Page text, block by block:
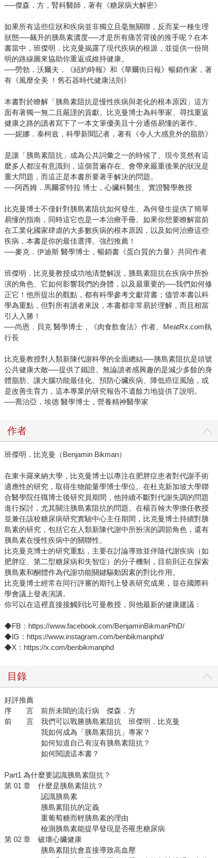
──傑森．方，腎科醫師，著有《糖尿病大解密》
如果所有這些症狀和疾病並非獨立且毫無關聯，反而某一種生理
狀態──飆升的胰島素濃度──才是所有痛苦背後的推手呢？在本
書當中，班傑明．比克曼揭露了現代疾病的根源，並提供一份簡
明的路線圖來協助你重返或維持健康。
──勞勃．沃爾夫，《紐約時報》和《華爾街日報》暢銷作家，著
有《風靡全美 ！舊石器時代健康法則》
本書對於瞭解「胰島素阻抗是慢性疾病與老化的根本原因」這方
面有著獨一無二且嚴謹的貢獻。比克曼博士為科學家、尋找重返
健康之路的讀者寫下了一本文筆優美且十分通俗易懂的著作。
──妮娜．泰柯兹，科學新聞記者，著有《令人大感意外的脂肪》
是讓「胰島素阻抗」成為公共詞彙之一的時候了。現今竟然有這
麼多人都沒有意識到，這個普遍存在、會帶來嚴重後果的狀況是
重大問題，而這正是本書所要著手解決的問題。
──阿西姆．馬爾霍特拉 博士，心臟科醫生、實證醫學教授
比克曼博士不僅針對胰島素阻抗如何發生、為何發生提供了簡單
易懂的指南，同時這它也是一本治療手冊。如果你想要瞭解當前
在工業化國家肆虐的大多數疾病的根本原因，以及如何治療這些
疾病，本書是你的最佳選擇。強烈推薦！
──麥克．伊迪斯 醫學博士，暢銷書《蛋白質的力量》共同作者
班傑明．比克曼教授成功地清楚解說，胰島素阻抗在疾病中所扮
演的角色、它如何影響我們的身體，以及最重要的──我們如何修
正它！他所提出的觀點，都有科學參考文獻背書；儘管本書以科
學為重點，但對所有讀者來說，本書都非常易於理解，而且相當
引人入勝！
──尚恩．貝克 醫學博士，《肉食飲食法》作者、MeatRx.com執
行長
比克曼教授對人類新陳代謝科學的全面總結──胰島素阻抗是頭號
公共健康大敵──提供了鐵證。無論讀者感興趣的是減少多餘的身
體脂肪、讓大腦功能最佳化、預防心臟疾病、降低癌症風險，或
是改善生育力，這本專業的研究報告不遺餘力地提供了說明。
──喬治亞．埃德 醫學博士，營養精神醫學家
作者
班傑明．比克曼（Benjamin Bikman）
在東卡羅來納大學，比克曼博士以專注在肥胖症患者對代謝手術
適應性的研究，取得生物能量學博士學位。在杜克新加坡大學聯
合醫學院任職博士後研究員期間，他持續不斷對代謝失調的問題
進行探討，尤其關注胰島素阻抗的問題。在楊百翰大學擔任教授
並兼任該校糖尿病研究實驗中心主任期間，比克曼博士持續對胰
島素的研究，包括它在人類新陳代謝中所扮演的調節角色，還有
胰島素在慢性疾病中的關聯性。
比克曼克博士的研究重點，主要在討論導致並伴隨代謝疾病（如
肥胖症、第二型糖尿病和失智症）的分子機制，目前則正在探索
胰島素和酮體作為代謝功能關鍵驅動因素的對比作用。
比克曼博士經常在同行評審的期刊上發表研究成果，並在國際科
學會議上發表演講。
你可以在這裡直接接觸到比可曼教授，與他最新的健康建議：
◆FB：https://www.facebook.com/BenjaminBikmanPhD/
◆IG：https://www.instagram.com/benbikmanphd/
◆X：https://x.com/benbikmanphd
目錄
好評推薦
序 言 前所未聞的流行病 傑森．方
前 言 我們可以戰勝胰島素阻抗 班傑明．比克曼
我如何成為「胰島素阻抗」專家？
如何知道自己有沒有胰島素阻抗？
如何閱讀這本書？
Part1 為什麼要認識胰島素阻抗？
第 01 章 什麼是胰島素阻抗？
認識胰島素
胰島素阻抗的定義
重葡萄糖而輕胰島素的理由
檢測胰島素能提早發現是否罹患糖尿病
第 02 章 破壞心臟健康
胰島素阻抗會直接導致高血壓